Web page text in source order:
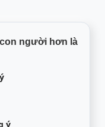
người hơn là
ý